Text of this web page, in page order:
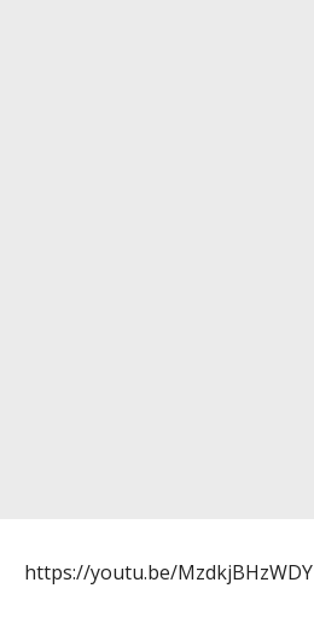
https://youtu.be/MzdkjBHzWDY